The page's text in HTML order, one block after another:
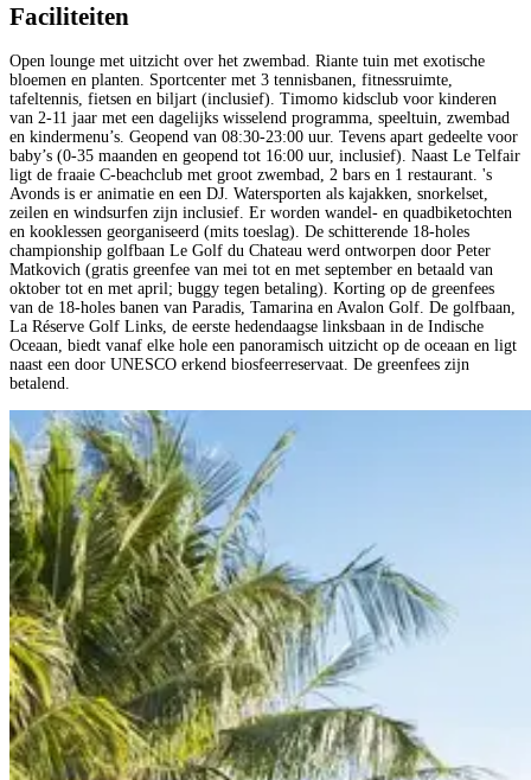
Faciliteiten
Open lounge met uitzicht over het zwembad. Riante tuin met exotische
bloemen en planten. Sportcenter met 3 tennisbanen, fitnessruimte,
tafeltennis, fietsen en biljart (inclusief). Timomo kidsclub voor kinderen
van 2-11 jaar met een dagelijks wisselend programma, speeltuin, zwembad
en kindermenu’s. Geopend van 08:30-23:00 uur. Tevens apart ge­deel­te voor
baby’s (0-35 maanden en geopend tot 16:00 uur, inclusief). Naast Le Telfair
ligt de fraaie C-beachclub met groot zwembad, 2 bars en 1 restaurant. 's
Avonds is er animatie en een DJ. Watersporten als kajakken, snorkelset,
zeilen en windsurfen zijn inclusief. Er worden wandel- en quadbiketochten
en kooklessen georganiseerd (mits toeslag). De schitterende 18-holes
championship golfbaan Le Golf du Chateau werd ontworpen door Peter
Matkovich (gratis greenfee van mei tot en met september en betaald van
oktober tot en met april; buggy tegen betaling). Korting op de greenfees
van de 18-holes banen van Paradis, Tamarina en Avalon Golf. De golfbaan,
La Réserve Golf Links, de eerste hedendaagse linksbaan in de Indische
Oceaan, biedt vanaf elke hole een panoramisch uitzicht op de oceaan en ligt
naast een door UNESCO erkend biosfeerreservaat. De greenfees zijn
betalend.